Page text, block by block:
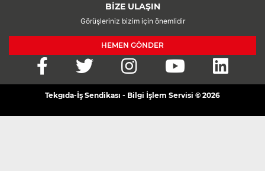
BİZE ULAŞIN
Görüşleriniz bizim için önemlidir
HEMEN GÖNDER
Tekgıda-İş Sendikası - Bilgi İşlem Servisi © 2026